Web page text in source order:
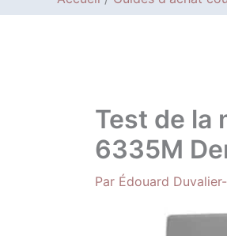
Test de la
6335M
Par Édouard